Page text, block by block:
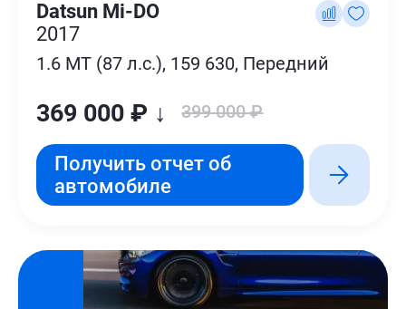
Datsun Mi-DO
2017
1.6 MT (87 л.с.), 159 630, Передний
369 000 ₽ ↓ 399 000 ₽
Получить отчет об
автомобиле